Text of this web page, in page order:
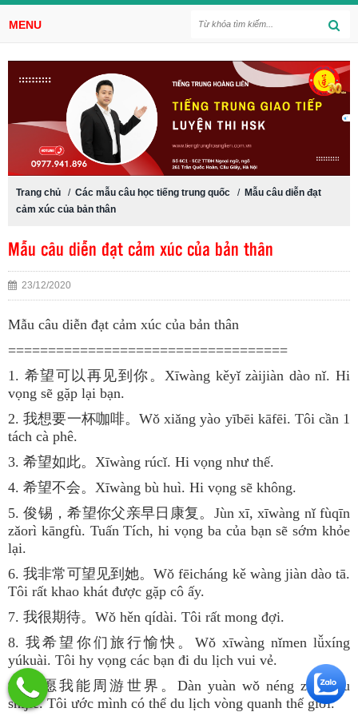
Trang chủ / Các mẫu câu học tiếng trung quốc / Mẫu câu diễn đạt
cảm xúc của bản thân
Mẫu câu diễn đạt cảm xúc của bản thân
23/12/2020
Mẫu câu diễn đạt cảm xúc của bản thân
===================================
1. 希望可以再见到你。Xīwàng kěyǐ zàijiàn dào nǐ. Hi
vọng sẽ gặp lại bạn.
2. 我想要一杯咖啡。Wǒ xiǎng yào yībēi kāfēi. Tôi cần 1
tách cà phê.
3. 希望如此。Xīwàng rúcǐ. Hi vọng như thế.
4. 希望不会。Xīwàng bù huì. Hi vọng sẽ không.
5. 俊锡，希望你父亲早日康复。Jùn xī, xīwàng nǐ fùqīn
zǎorì kāngfù. Tuấn Tích, hi vọng ba của bạn sẽ sớm khỏe
lại.
6. 我非常可望见到她。Wǒ fēicháng kě wàng jiàn dào tā.
Tôi rất khao khát được gặp cô ấy.
7. 我很期待。Wǒ hěn qídài. Tôi rất mong đợi.
8. 我希望你们旅行愉快。Wǒ xīwàng nǐmen lǚxíng
yúkuài. Tôi hy vọng các bạn đi du lịch vui vẻ.
9. 但愿我能周游世界。Dàn yuàn wǒ néng zhōuyóu
shìjiè. Tôi ước mình có thể du lịch vòng quanh thế giới.